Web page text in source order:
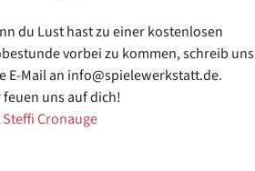
du Lust hast zu einer kostenlosen
vorbei zu kommen, schreib uns
E-Mail an info@spielewerkstatt.de.
feuen uns auf dich!
Steffi Cronauge